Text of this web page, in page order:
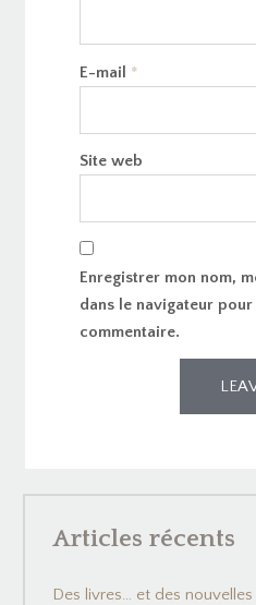
E-mail *
Site web
Enregistrer mon nom,
dans le navigateur
commentaire.
Articles récents
Des livres… et des nouvelles